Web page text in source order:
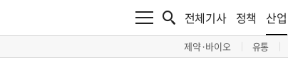
전체기사 정책 산업
제약·바이오 유통